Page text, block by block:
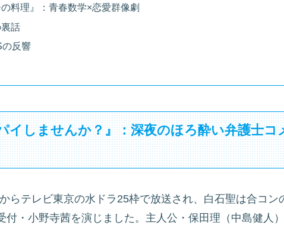
の料理』：青春数学×恋愛群像劇
話
反響
イしませんか？』：深夜のほろ酔い弁護士コ
らテレビ東京の水ドラ25枠で放送され、白石聖は合コン
付・小野寺茜を演じました。主人公・保田理（中島健人